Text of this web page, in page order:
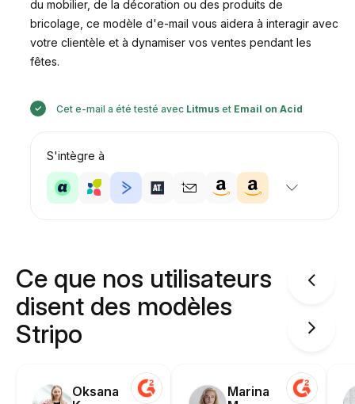
du mobilier, de la décoration ou des produits de
bricolage, ce modèle d'e-mail vous aidera à interagir avec
votre clientèle et à dynamiser vos ventes pendant les
fêtes.
Cet e-mail a été testé avec Litmus et Email on Acid
S'intègre à
Ce que nos utilisateurs
disent des modèles
Stripo
Oksana
Marina